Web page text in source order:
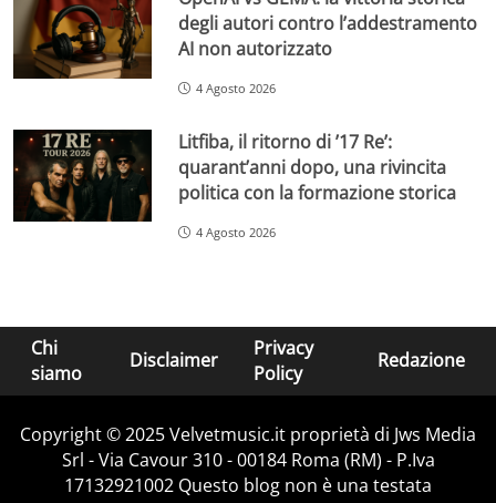
degli autori contro l’addestramento
AI non autorizzato
4 Agosto 2026
Litfiba, il ritorno di ’17 Re’:
quarant’anni dopo, una rivincita
politica con la formazione storica
4 Agosto 2026
Chi
siamo
Disclaimer
Privacy
Policy
Redazione
Copyright © 2025 Velvetmusic.it proprietà di Jws Media
Srl - Via Cavour 310 - 00184 Roma (RM) - P.Iva
17132921002 Questo blog non è una testata